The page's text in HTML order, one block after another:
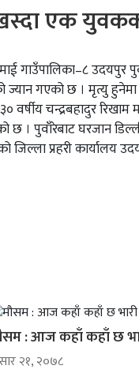
एक
गाउँपालिका–८ उदयपुर
गएको छ । मृत्यु हुनेमा
वर्षीय चन्द्रबहादुर रिखाम
। पुवाँरेबाट घरजान
जिल्ला प्रहरी कार्यालय
: आज कहाँ कहाँ छ
२१, २०७८